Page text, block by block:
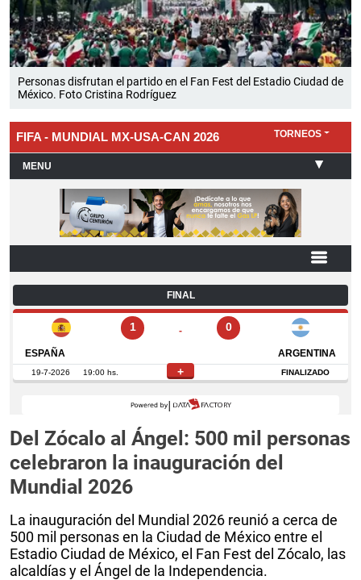
Personas disfrutan el partido en el Fan Fest del Estadio Ciudad de
México. Foto Cristina Rodríguez
Del Zócalo al Ángel: 500 mil personas
celebraron la inauguración del
Mundial 2026
La inauguración del Mundial 2026 reunió a cerca de
500 mil personas en la Ciudad de México entre el
Estadio Ciudad de México, el Fan Fest del Zócalo, las
alcaldías y el Ángel de la Independencia.